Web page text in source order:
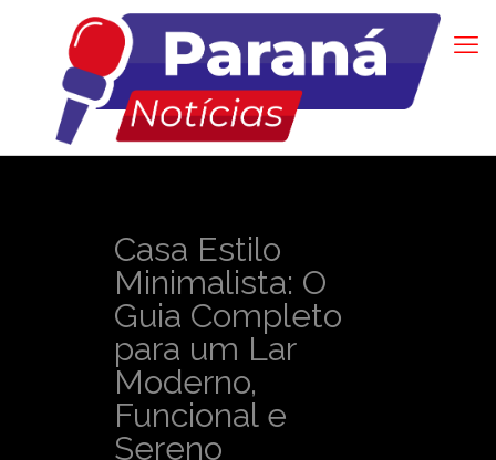
Casa Estilo
Minimalista: O
Guia Completo
para um Lar
Moderno,
Funcional e
Sereno